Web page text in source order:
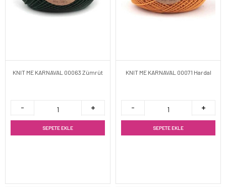
KNIT ME KARNAVAL 00063 Zümrüt
SEPETE EKLE
KNIT ME KARNAVAL 00071 Hardal
SEPETE EKLE